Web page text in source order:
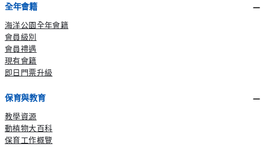
全年會籍
海洋公園全年會籍
會員級別
會員禮遇
現有會籍
即日門票升級
保育與教育
教學資源
動植物大百科
保育工作概覽